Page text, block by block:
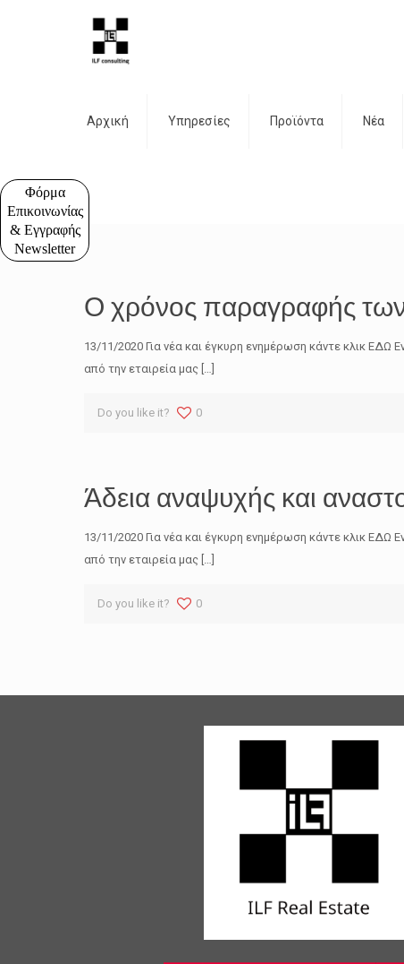
Φόρμα
Επικοινωνίας
& Εγγραφής
Newsletter
Αρχική Υπηρεσίες Προϊόντα Νέα
Ο χρόνος παραγραφής των
13/11/2020 Για νέα και έγκυρη ενημέρωση κάντε κλικ
από την εταιρεία μας […]
Do you like it? 0
Άδεια αναψυχής και
13/11/2020 Για νέα και έγκυρη ενημέρωση κάντε κλικ
από την εταιρεία μας […]
Do you like it? 0